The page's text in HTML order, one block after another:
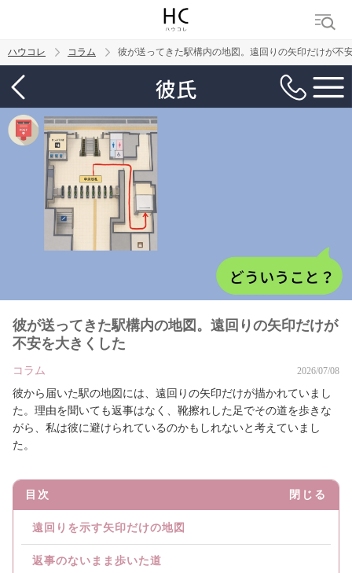
トレンド ワード
男の本音 男ウケ NG行動
ハウコレ コラム 彼が送ってきた駅構内の地図。遠回りの矢印だけが不
彼が送ってきた駅構内の地図。遠回りの矢印だけが
不安を大きくした
コラム 2026/07/08
彼から届いた駅の地図には、遠回りの矢印だけが描かれていまし
た。理由を聞いても返事はなく、靴擦れした足でその道を歩きな
がら、私は彼に避けられているのかもしれないと考えていまし
た。
目次 閉じる
遠回りを示す矢印だけの地図
返事のないまま歩いた道